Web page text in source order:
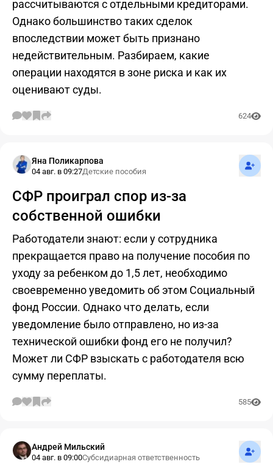
рассчитываются с отдельными кредиторами.
Однако большинство таких сделок
впоследствии может быть признано
недействительным. Разбираем, какие
операции находятся в зоне риска и как их
оценивают суды.
624
Яна Поликарпова
04 авг. в 09:27Детские пособия
СФР проиграл спор из-за
собственной ошибки
Работодатели знают: если у сотрудника
прекращается право на получение пособия по
уходу за ребенком до 1,5 лет, необходимо
своевременно уведомить об этом Социальный
фонд России. Однако что делать, если
уведомление было отправлено, но из-за
технической ошибки фонд его не получил?
Может ли СФР взыскать с работодателя всю
сумму переплаты.
585
Андрей Мильский
04 авг. в 09:00Субсидиарная ответственность